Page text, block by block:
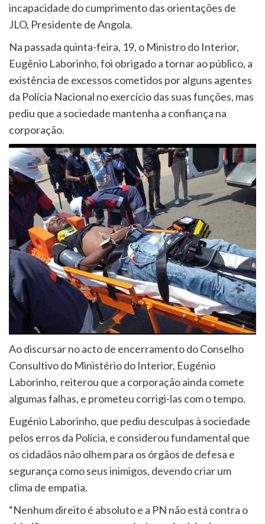
incapacidade do cumprimento das orientações de
JLO, Presidente de Angola.
Na passada quinta-feira, 19, o Ministro do Interior,
Eugênio Laborinho, foi obrigado a tornar ao público, a
existência de excessos cometidos por alguns agentes
da Polícia Nacional no exercício das suas funções, mas
pediu que a sociedade mantenha a confiança na
corporação.
Ao discursar no acto de encerramento do Conselho
Consultivo do Ministério do Interior, Eugénio
Laborinho, reiterou que a corporação ainda comete
algumas falhas, e prometeu corrigi-las com o tempo.
Eugénio Laborinho, que pediu desculpas à sociedade
pelos erros da Polícia, e considerou fundamental que
os cidadãos não olhem para os órgãos de defesa e
segurança como seus inimigos, devendo criar um
clima de empatia.
“Nenhum direito é absoluto e a PN não está contra o